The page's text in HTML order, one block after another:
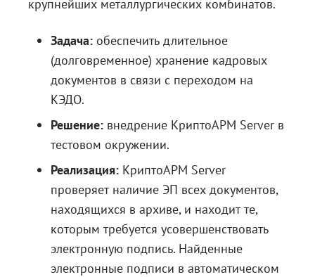
крупнейших металлургических комбинатов.
Задача: обеспечить длительное
(долговременное) хранение кадровых
документов в связи с переходом на
КЭДО.
Решение: внедрение КриптоАРМ Server в
тестовом окружении.
Реализация: КриптоАРМ Server
проверяет наличие ЭП всех документов,
находящихся в архиве, и находит те,
которым требуется усовершенствовать
электронную подпись. Найденные
электронные подписи в автоматическом